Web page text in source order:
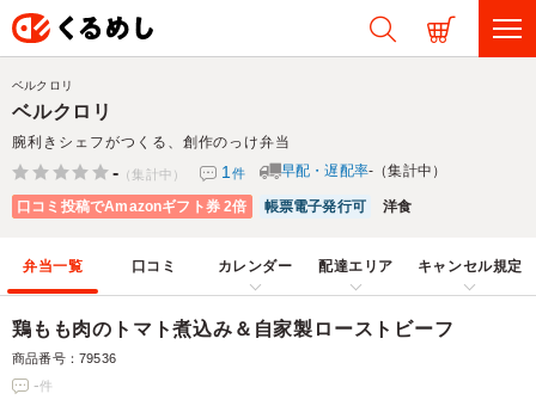
ベルクロリ
腕利きシェフがつくる、創作のっけ弁当
ベルクロリ
- （集計中） 1 件 早配・遅配率-（集計中）
口コミ投稿でAmazonギフト券 2倍 帳票電子発行可 洋食
弁当一覧 口コミ カレンダー 配達エリア キャンセル規定
鶏もも肉のトマト煮込み＆自家製ローストビーフ
商品番号：79536
-件